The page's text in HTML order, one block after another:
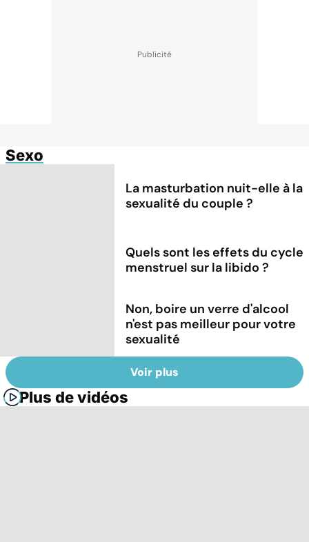
Sexo
La masturbation nuit-elle à la
sexualité du couple ?
Quels sont les effets du cycle
menstruel sur la libido ?
Non, boire un verre d'alcool
n'est pas meilleur pour votre
sexualité
Voir plus
Plus de vidéos